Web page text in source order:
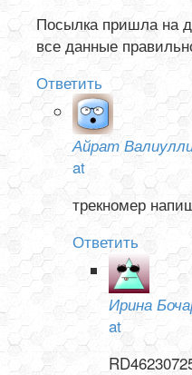
Посылка пришла на
все данные
Ответить
Айрат
at
трекномер
Ответить
Ирина
at